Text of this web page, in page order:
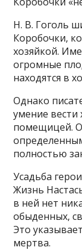
Н. В. Гоголь
Коробочки,
хозяйкой.
огромные
находятся в
Однако
умение вести
помещицей.
полностью
Усадьба
Жизнь
в ней нет
обыденных,
Это
мертва.